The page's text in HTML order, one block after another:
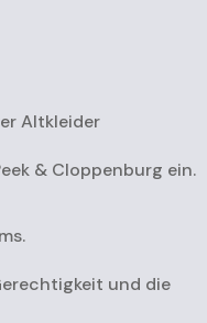
Altkleider
& Cloppenburg ein.
und die